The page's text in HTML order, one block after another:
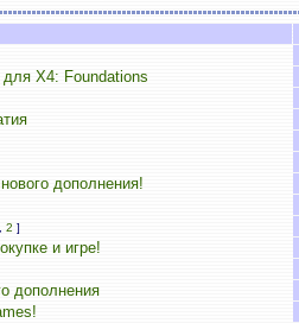
X4: Foundations
дополнения!
2 ]
и игре!
дополнения